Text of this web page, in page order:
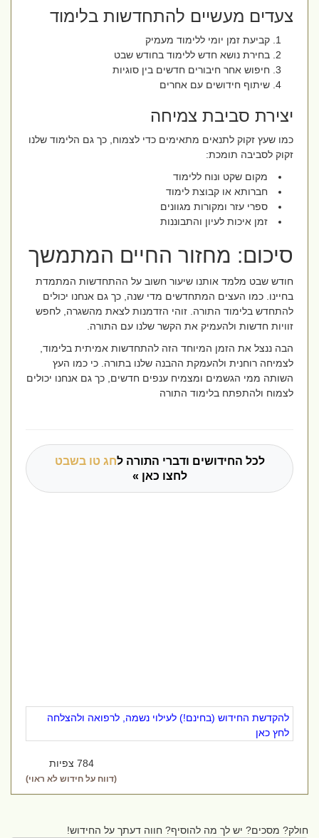
צעדים מעשיים להתחדשות בלימוד
קביעת זמן יומי ללימוד מעמיק
בחירת נושא חדש ללימוד בחודש שבט
חיפוש אחר חיבורים חדשים בין סוגיות
שיתוף חידושים עם אחרים
יצירת סביבת צמיחה
כמו שעץ זקוק לתנאים מתאימים כדי לצמוח, כך גם הלימוד שלנו
זקוק לסביבה תומכת:
מקום שקט ונוח ללימוד
חברותא או קבוצת לימוד
ספרי עזר ומקורות מגוונים
זמן איכות לעיון והתבוננות
סיכום: מחזור החיים המתמשך
חודש שבט מלמד אותנו שיעור חשוב על ההתחדשות המתמדת
בחיינו. כמו העצים המתחדשים מדי שנה, כך גם אנחנו יכולים
להתחדש בלימוד התורה. זוהי הזדמנות לצאת מהשגרה, לחפש
זוויות חדשות ולהעמיק את הקשר שלנו עם התורה.
הבה ננצל את הזמן המיוחד הזה להתחדשות אמיתית בלימוד,
לצמיחה רוחנית ולהעמקת ההבנה שלנו בתורה. כי כמו העץ
השותה ממי הגשמים ומצמיח ענפים חדשים, כך גם אנחנו יכולים
לצמוח ולהתפתח בלימוד התורה
לכל החידושים ודברי התורה לחג טו בשבט
לחצו כאן »
להקדשת החידוש (בחינם!) לעילוי נשמה, לרפואה ולהצלחה
לחץ כאן
784 צפיות
(דווח על חידוש לא ראוי)
חולק? מסכים? יש לך מה להוסיף? חווה דעתך על החידוש!